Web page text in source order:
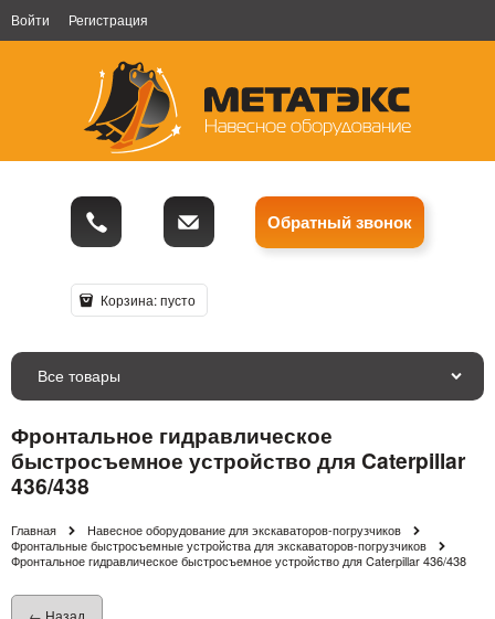
Войти Регистрация
Обратный звонок
Корзина:пусто
Все товары
Фронтальное гидравлическое
быстросъемное устройство для Caterpillar
436/438
Главная
Навесное оборудование для экскаваторов-погрузчиков
Фронтальные быстросъемные устройства для экскаваторов-погрузчиков
Фронтальное гидравлическое быстросъемное устройство для Caterpillar 436/438
← Назад